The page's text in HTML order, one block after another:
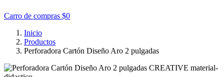
Carro de compras $0
Inicio
Productos
Perforadora Cartón Diseño Aro 2 pulgadas